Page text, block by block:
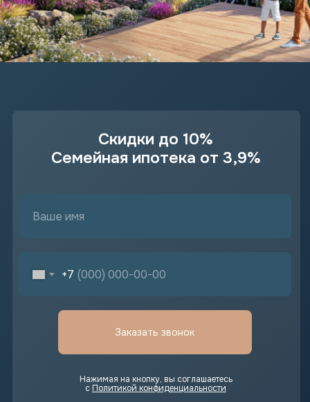
Скидки до 10%
Семейная ипотека от 3,9%
+7
Заказать звонок
Нажимая на кнопку, вы соглашаетесь
с Политикой конфиденциальности